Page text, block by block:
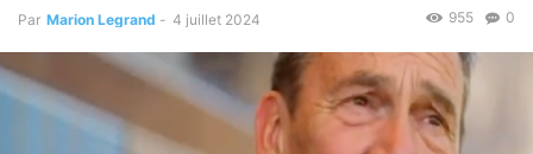
Par Marion Legrand - 4 juillet 2024 0
955